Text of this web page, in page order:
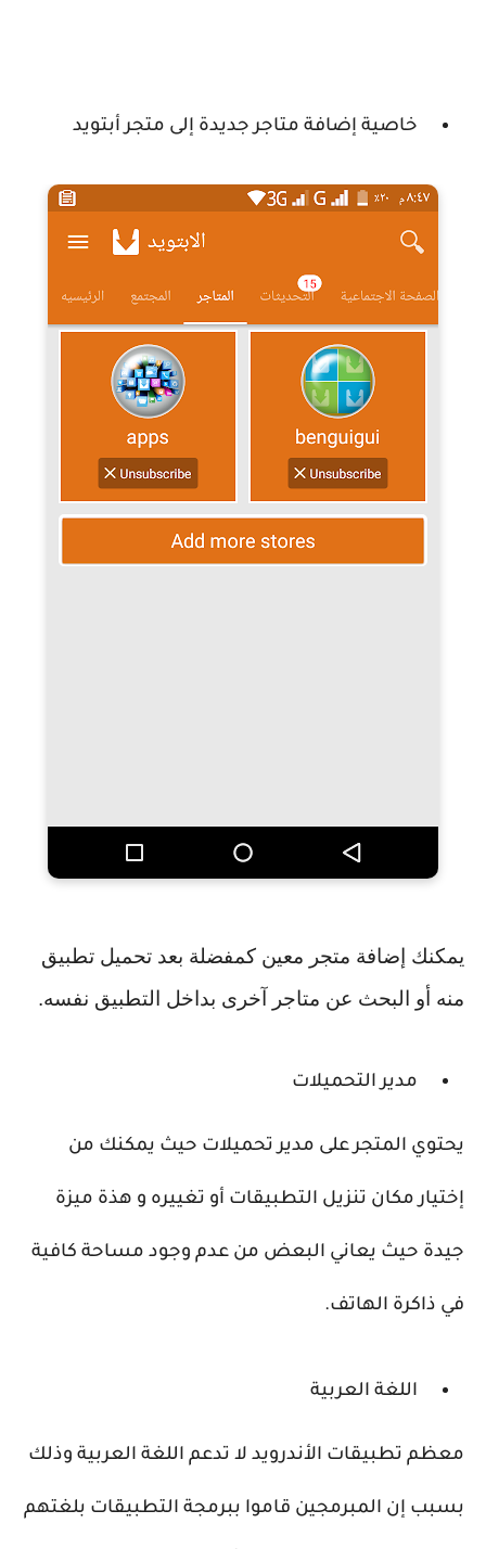
خاصية إضافة متاجر جديدة إلى متجر أبتويد
يمكنك إضافة متجر معين كمفضلة بعد تحميل تطبيق
منه أو البحث عن متاجر آخرى بداخل التطبيق نفسه.
مدير التحميلات
يحتوي المتجر على مدير تحميلات حيث يمكنك من
إختيار مكان تنزيل التطبيقات أو تغييره و هذة ميزة
جيدة حيث يعاني البعض من عدم وجود مساحة كافية
في ذاكرة الهاتف.
اللغة العربية
معظم تطبيقات الأندرويد لا تدعم اللغة العربية وذلك
بسبب إن المبرمجين قاموا ببرمجة التطبيقات بلغتهم